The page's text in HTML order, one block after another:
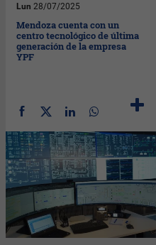
Lun 28/07/2025
Mendoza cuenta con un
centro tecnológico de última
generación de la empresa
YPF